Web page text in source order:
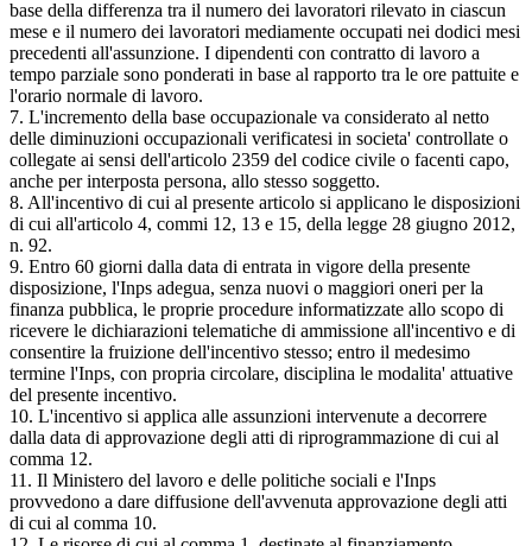
base della differenza tra il numero dei lavoratori rilevato in ciascun
mese e il numero dei lavoratori mediamente occupati nei dodici mesi
precedenti all'assunzione. I dipendenti con contratto di lavoro a
tempo parziale sono ponderati in base al rapporto tra le ore pattuite e
l'orario normale di lavoro.
7. L'incremento della base occupazionale va considerato al netto
delle diminuzioni occupazionali verificatesi in societa' controllate o
collegate ai sensi dell'articolo 2359 del codice civile o facenti capo,
anche per interposta persona, allo stesso soggetto.
8. All'incentivo di cui al presente articolo si applicano le disposizioni
di cui all'articolo 4, commi 12, 13 e 15, della legge 28 giugno 2012,
n. 92.
9. Entro 60 giorni dalla data di entrata in vigore della presente
disposizione, l'Inps adegua, senza nuovi o maggiori oneri per la
finanza pubblica, le proprie procedure informatizzate allo scopo di
ricevere le dichiarazioni telematiche di ammissione all'incentivo e di
consentire la fruizione dell'incentivo stesso; entro il medesimo
termine l'Inps, con propria circolare, disciplina le modalita' attuative
del presente incentivo.
10. L'incentivo si applica alle assunzioni intervenute a decorrere
dalla data di approvazione degli atti di riprogrammazione di cui al
comma 12.
11. Il Ministero del lavoro e delle politiche sociali e l'Inps
provvedono a dare diffusione dell'avvenuta approvazione degli atti
di cui al comma 10.